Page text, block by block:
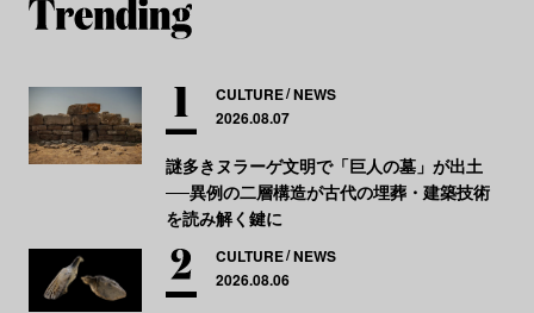
CULTURE NEWS
2026.08.07
謎多きヌラーゲ文明で「巨人の墓」が出土
──異例の二層構造が古代の埋葬・建築技術
を読み解く鍵に
CULTURE NEWS
2026.08.06